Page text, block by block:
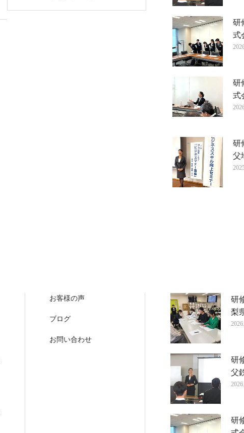
研
式
研
式
研
父
お客様の声
ブログ
お問い合わせ
研
梨
研
父
研